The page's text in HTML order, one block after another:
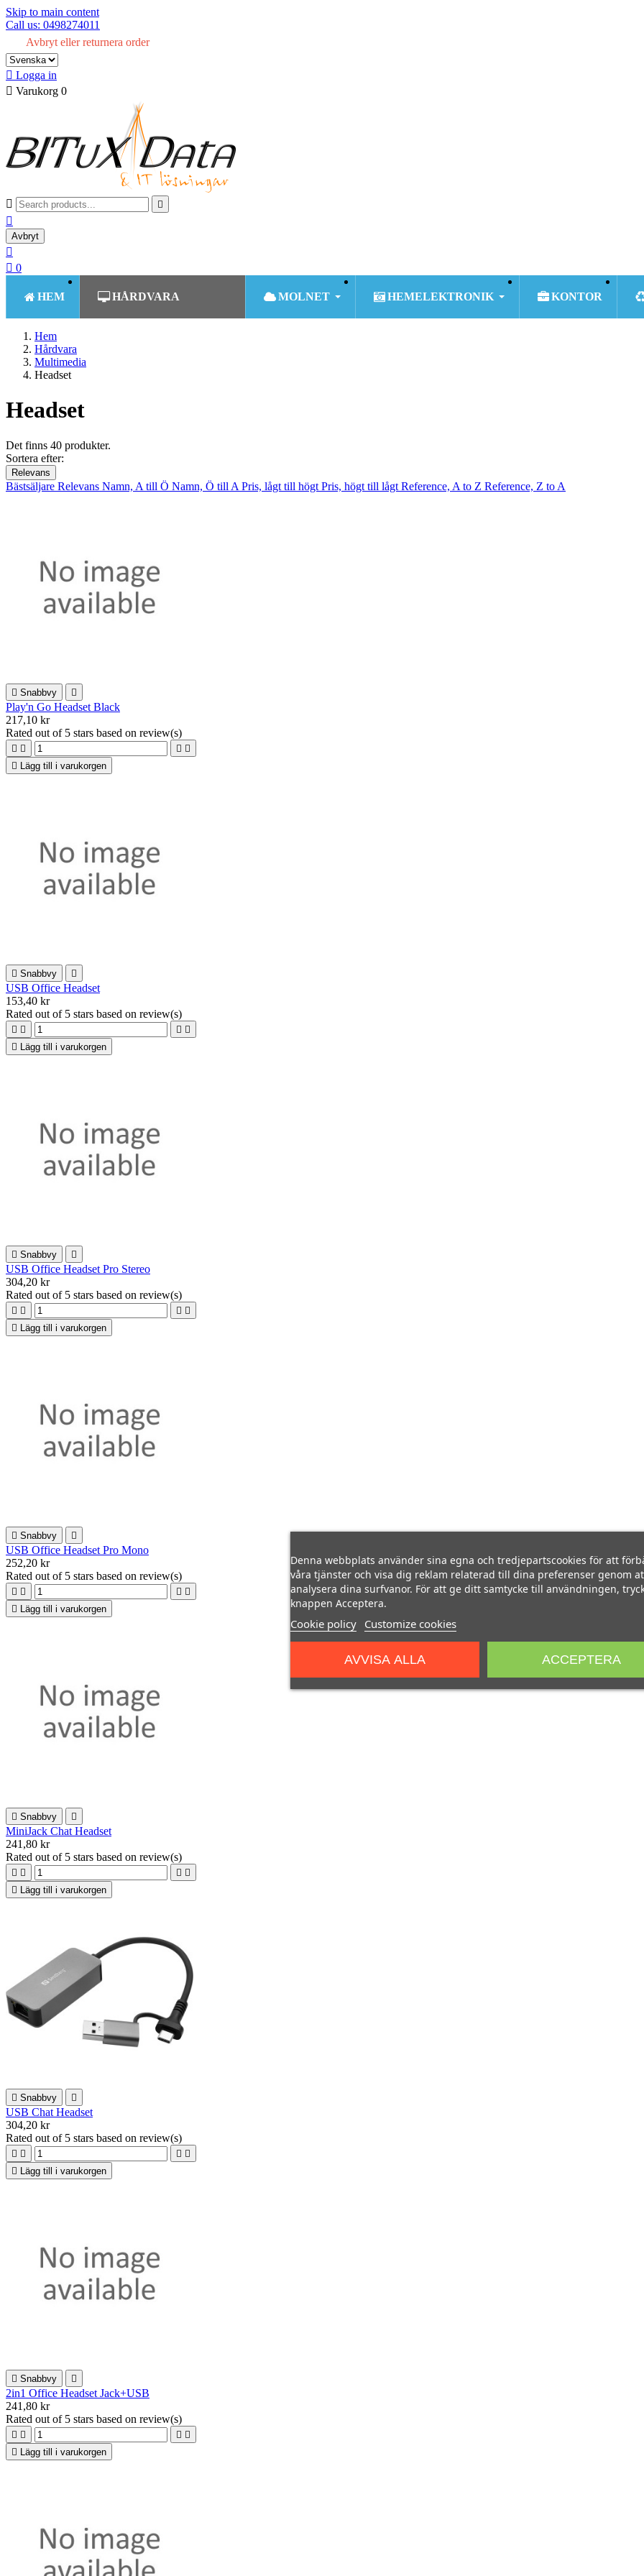
Skip to main content
Call us: 0498274011
Avbryt eller returnera order
 Logga in
 Varukorg 0
 

Avbryt

 0
HEM HÅRDVARA MOLNET HEMELEKTRONIK KONTOR
Hem
Hårdvara
Multimedia
Headset
Headset
Det finns 40 produkter.
Sortera efter:
Relevans
Bästsäljare Relevans Namn, A till Ö Namn, Ö till A Pris, lågt till högt Pris, högt till lågt Reference, A to Z Reference, Z to A
 Snabbvy 
Play'n Go Headset Black
217,10 kr
Rated out of 5 stars based on review(s)
   

Lägg till i varukorgen
 Snabbvy 
USB Office Headset
153,40 kr
Rated out of 5 stars based on review(s)
   

Lägg till i varukorgen
 Snabbvy 
USB Office Headset Pro Stereo
304,20 kr
Rated out of 5 stars based on review(s)
   

Lägg till i varukorgen
 Snabbvy 
USB Office Headset Pro Mono
252,20 kr
Rated out of 5 stars based on review(s)
   

Lägg till i varukorgen
 Snabbvy 
MiniJack Chat Headset
241,80 kr
Rated out of 5 stars based on review(s)
   

Lägg till i varukorgen
 Snabbvy 
USB Chat Headset
304,20 kr
Rated out of 5 stars based on review(s)
   

Lägg till i varukorgen
 Snabbvy 
2in1 Office Headset Jack+USB
241,80 kr
Rated out of 5 stars based on review(s)
   

Lägg till i varukorgen
Denna webbplats använder sina egna och tredjepartscookies för att
våra tjänster och visa dig reklam relaterad till dina preferenser genom
analysera dina surfvanor. För att ge ditt samtycke till användningen,
knappen Acceptera.
Cookie policy Customize cookies
AVVISA ALLA ACCEPTERA